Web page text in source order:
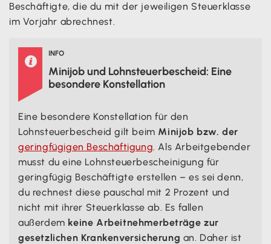
Beschäftigte, die du mit der jeweiligen Steuerklasse
im Vorjahr abrechnest.
 INFO
Minijob und Lohnsteuerbescheid: Eine
besondere Konstellation
Eine besondere Konstellation für den
Lohnsteuerbescheid gilt beim Minijob bzw. der
geringfügigen Beschäftigung. Als Arbeitgebender
musst du eine Lohnsteuerbescheinigung für
geringfügig Beschäftigte erstellen – es sei denn,
du rechnest diese pauschal mit 2 Prozent und
nicht mit ihrer Steuerklasse ab. Es fallen
außerdem keine Arbeitnehmerbeträge zur
gesetzlichen Krankenversicherung an. Daher ist